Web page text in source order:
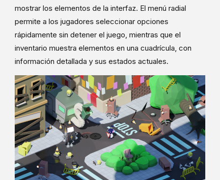
mostrar los elementos de la interfaz. El menú radial
permite a los jugadores seleccionar opciones
rápidamente sin detener el juego, mientras que el
inventario muestra elementos en una cuadrícula, con
información detallada y sus estados actuales.